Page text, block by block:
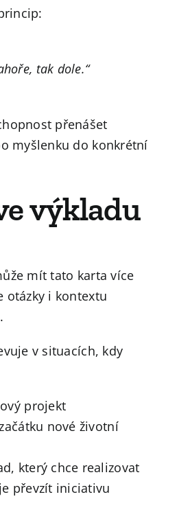
tak dole.“
přenášet
myšlenku do konkrétní
výkladu
mít tato karta více
otázky i kontextu
v situacích, kdy
projekt
nové životní
který chce realizovat
převzít iniciativu